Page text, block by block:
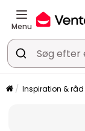
Menu
Inspiration & råd